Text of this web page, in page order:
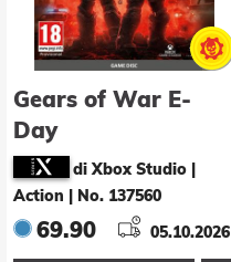
Gears of War E-
Day
di Xbox Studio |
Action
No. 137560
69.90 05.10.2026